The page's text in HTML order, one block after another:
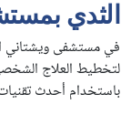
الثدي
في مستشفى ويشتاني
لتخطيط العلاج
باستخدام أحدث